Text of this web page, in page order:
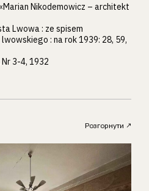
Nikodemowicz – architekt
Lwowa : ze spisem
: na rok 1939: 28, 59,
3-4, 1932
Розгорнути